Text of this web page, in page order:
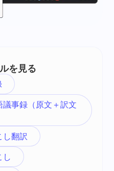
を見る
事録（原文＋訳文
翻訳
し